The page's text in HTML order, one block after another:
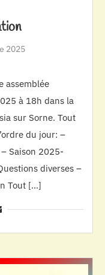
2025
assemblée
à 18h dans la
sur Sorne. Tout
du jour: –
Saison 2025-
diverses –
Tout […]